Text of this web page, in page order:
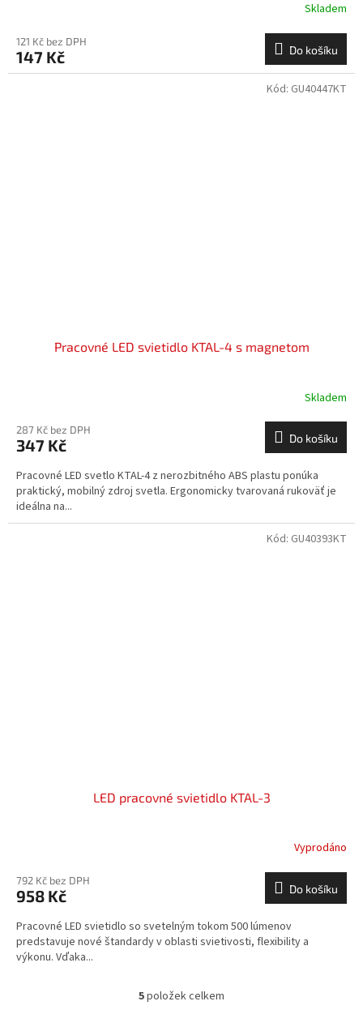
Skladem
121 Kč bez DPH
147 Kč Do košíku
Pracovné LED svietidlo KTAL-4 s magnetom
Skladem
287 Kč bez DPH
347 Kč Do košíku
Pracovné LED svetlo KTAL-4 z nerozbitného ABS plastu ponúka
praktický, mobilný zdroj svetla. Ergonomicky tvarovaná rukoväť je
ideálna na...
Kód: GU40447KT
LED pracovné svietidlo KTAL-3
Vyprodáno
792 Kč bez DPH
958 Kč Do košíku
Pracovné LED svietidlo so svetelným tokom 500 lúmenov
predstavuje nové štandardy v oblasti svietivosti, flexibility a
výkonu. Vďaka...
Kód: GU40393KT
O
5položek celkem